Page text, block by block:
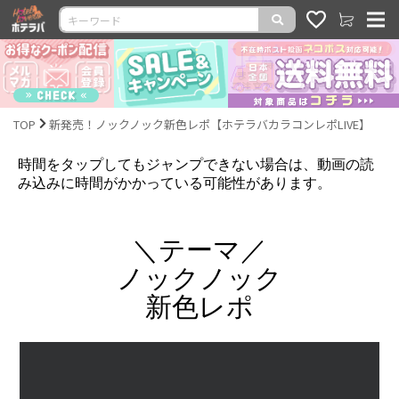
TOP 新発売！ノックノック新色レポ【ホテラバカラコンレポLIVE】
時間をタップしてもジャンプできない場合は、動画の読
み込みに時間がかかっている可能性があります。
＼テーマ／
ノックノック
新色レポ